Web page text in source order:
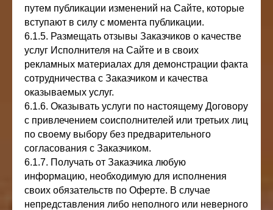
путем публикации изменений на Сайте, которые
вступают в силу с момента публикации.
6.1.5. Размещать отзывы Заказчиков о качестве
услуг Исполнителя на Сайте и в своих
рекламных материалах для демонстрации факта
сотрудничества с Заказчиком и качества
оказываемых услуг.
6.1.6. Оказывать услуги по настоящему Договору
с привлечением соисполнителей или третьих лиц
по своему выбору без предварительного
согласования с Заказчиком.
6.1.7. Получать от Заказчика любую
информацию, необходимую для исполнения
своих обязательств по Оферте. В случае
непредставления либо неполного или неверного